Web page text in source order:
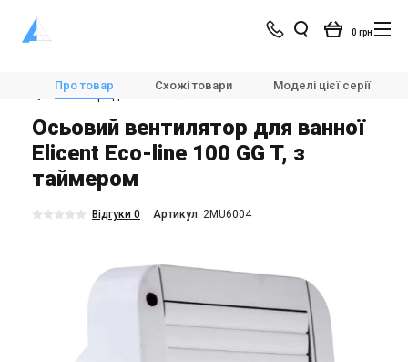
0 грн
Магазин Вентиляція
Вентилятори
💨Вентилятори для ванної
Elicent Eco-line 100 T GG
Про товар Схожі товари Моделі цієї серії
Осьовий вентилятор для ванної
Elicent Eco-line 100 GG T, з
таймером
Відгуки 0 Aртикул: 2MU6004